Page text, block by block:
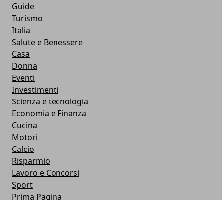
Guide
Turismo
Italia
Salute e Benessere
Casa
Donna
Eventi
Investimenti
Scienza e tecnologia
Economia e Finanza
Cucina
Motori
Calcio
Risparmio
Lavoro e Concorsi
Sport
Prima Pagina